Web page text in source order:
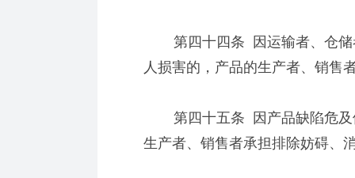
第四十四条 因运输者、仓储
人损害的，产品的生产者、销售
第四十五条 因产品缺陷危及
生产者、销售者承担排除妨碍、